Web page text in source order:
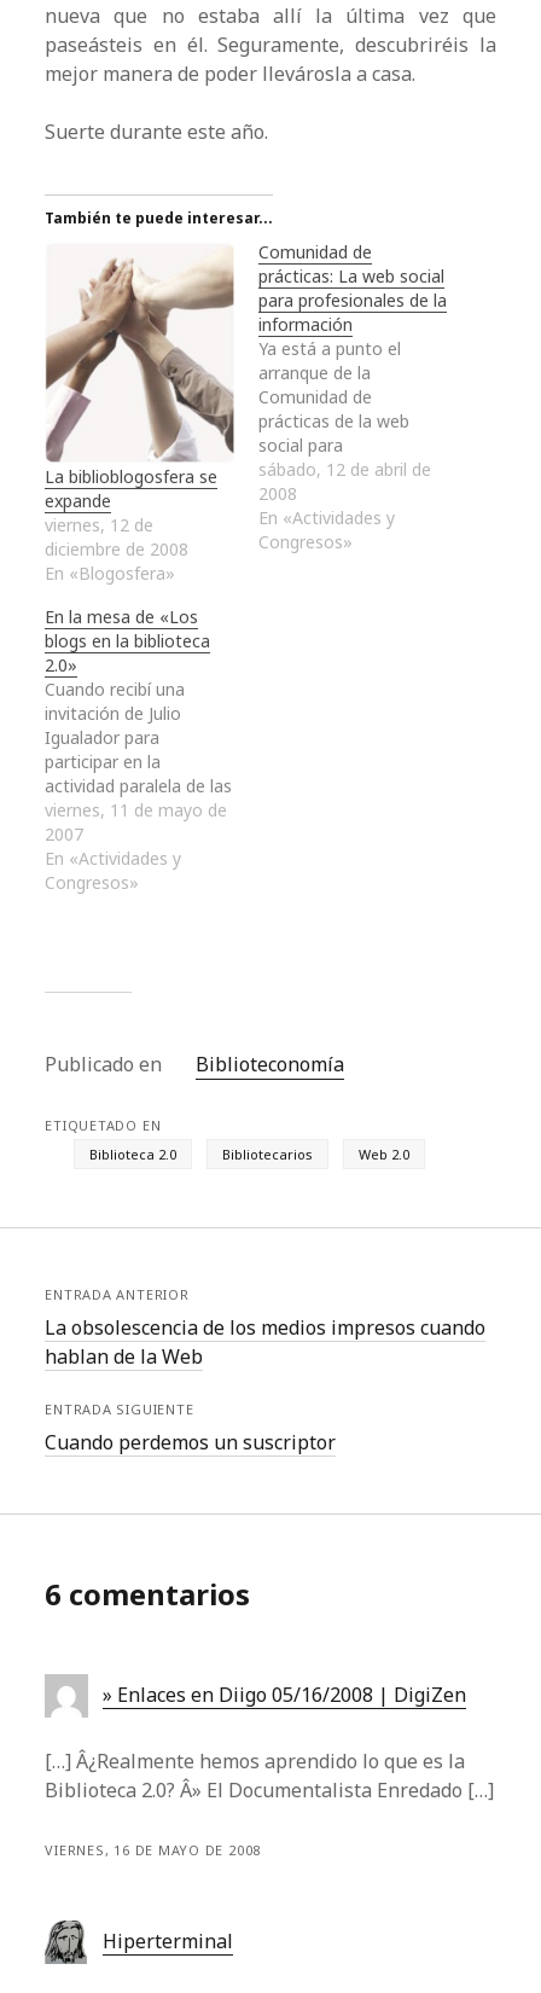
nueva que no estaba allí la última vez que
paseásteis en él. Seguramente, descubriréis la
mejor manera de poder llevárosla a casa.
Suerte durante este año.
También te puede interesar...
La biblioblogosfera se
expande
viernes, 12 de
diciembre de 2008
En «Blogosfera»
Comunidad de
prácticas: La web social
para profesionales de la
información
Ya está a punto el
arranque de la
Comunidad de
prácticas de la web
social para
profesionales de la
información que
organiza el Sedic, que
tendrá una duración de
sábado, 12 de abril de
2008
En «Actividades y
Congresos»
En la mesa de «Los
blogs en la biblioteca
2.0»
Cuando recibí una
invitación de Julio
Igualador para
participar en la
actividad paralela de las
10 Jornadas del Fesabid
dedica a las bitácoras,
Los blogs en la
biblioteca 2.0. - La
este año no tomé…
viernes, 11 de mayo de
2007
En «Actividades y
Congresos»
Publicado en Biblioteconomía
ETIQUETADO EN
Biblioteca 2.0
Bibliotecarios Web 2.0
ENTRADA ANTERIOR
La obsolescencia de los medios impresos cuando
hablan de la Web
ENTRADA SIGUIENTE
Cuando perdemos un suscriptor
6 comentarios
» Enlaces en Diigo 05/16/2008 | DigiZen
[…] Â¿Realmente hemos aprendido lo que es la
Biblioteca 2.0? Â» El Documentalista Enredado […]
VIERNES, 16 DE MAYO DE 2008
Hiperterminal